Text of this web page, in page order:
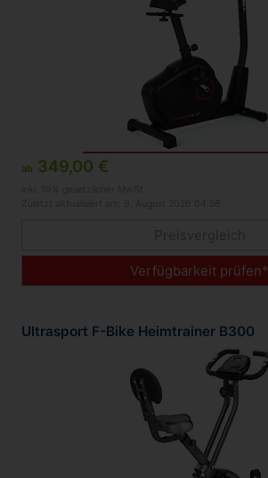
ab 349,00 €
Verfügbarkeit prüfen*
Ultrasport F-Bike Heimtrainer B300